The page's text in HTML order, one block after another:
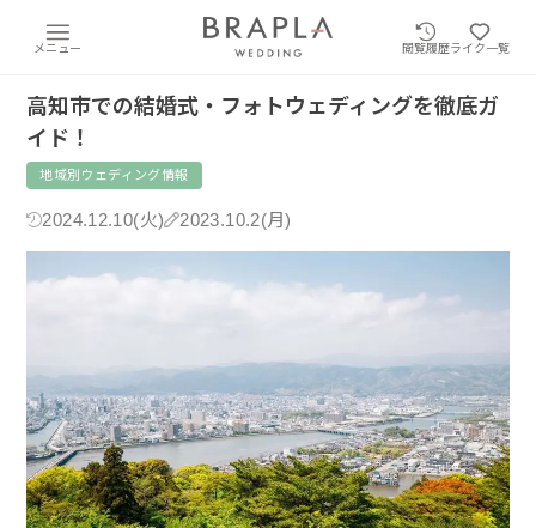
メニュー 閲覧履歴ライク一覧
高知市での結婚式・フォトウェディングを徹底ガ
イド！
地域別ウェディング情報
2024.12.10(火) 2023.10.2(月)